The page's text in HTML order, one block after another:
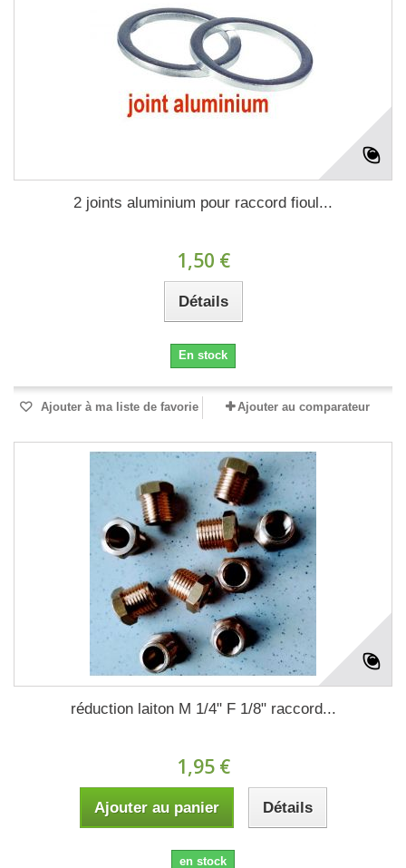
2 joints aluminium pour raccord fioul...
1,50 €
Détails
En stock
Ajouter à ma liste de favorie Ajouter au comparateur
réduction laiton M 1/4" F 1/8" raccord...
1,95 €
Ajouter au panier Détails
en stock